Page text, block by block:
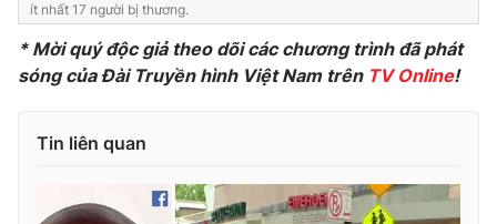
Chuyên mục khác
Emagazine Podcast
Shorts video
ít nhất 17 người bị thương.
* Mời quý độc giả theo dõi các chương trình đã phát
sóng của Đài Truyền hình Việt Nam trên TV Online!
Tin liên quan